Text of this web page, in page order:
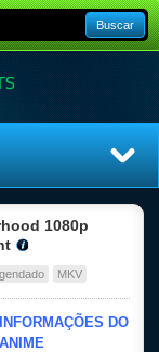
Buscar
1080p
MKV
INFORMAÇÕES DO
ANIME